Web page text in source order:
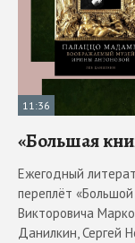
11:36
«Большая
Ежегодный
переплёт
Викторовича
Данилкин, Сергей